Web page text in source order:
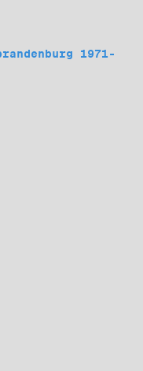
1971-